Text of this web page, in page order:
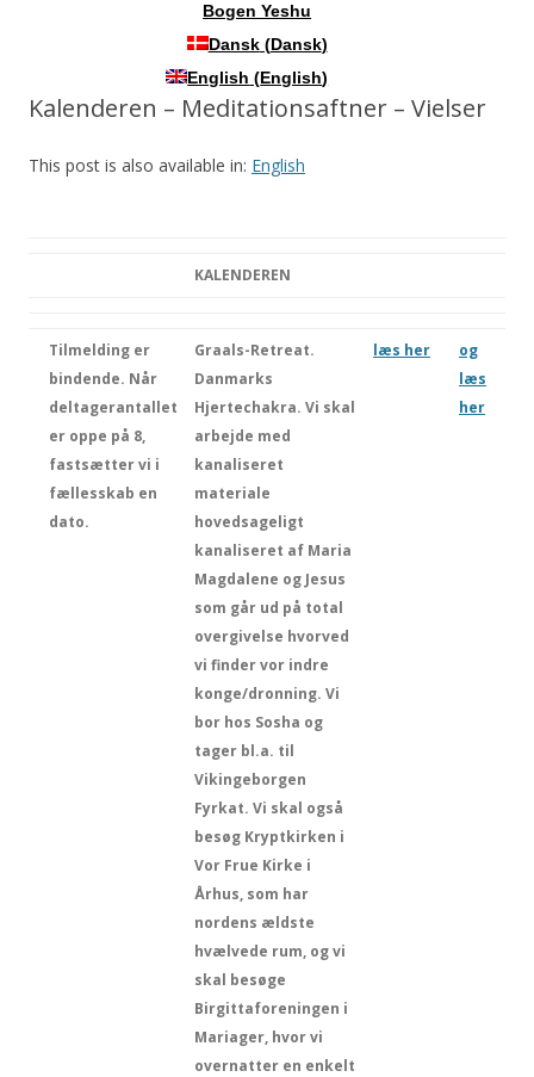
Bogen Yeshu
Dansk(Dansk)
English (English)
Kalenderen – Meditationsaftner – Vielser
This post is also available in: English
KALENDEREN
Tilmelding er
bindende. Når
deltagerantallet
er oppe på 8,
fastsætter vi i
fællesskab en
dato.
Graals-Retreat.
Danmarks
Hjertechakra. Vi skal
arbejde med
kanaliseret
materiale
hovedsageligt
kanaliseret af Maria
Magdalene og Jesus
som går ud på total
overgivelse hvorved
vi finder vor indre
konge/dronning. Vi
bor hos Sosha og
tager bl.a. til
Vikingeborgen
Fyrkat. Vi skal også
besøg Kryptkirken i
Vor Frue Kirke i
Århus, som har
nordens ældste
hvælvede rum, og vi
skal besøge
Birgittaforeningen i
Mariager, hvor vi
overnatter en enkelt
læs her
og
læs
her